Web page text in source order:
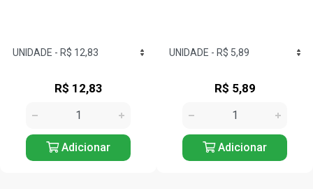
R$ 12,83
Adicionar
R$ 5,89
Adicionar